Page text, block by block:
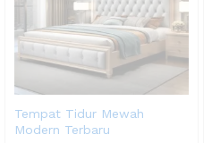
Tempat Tidur Mewah
Modern Terbaru